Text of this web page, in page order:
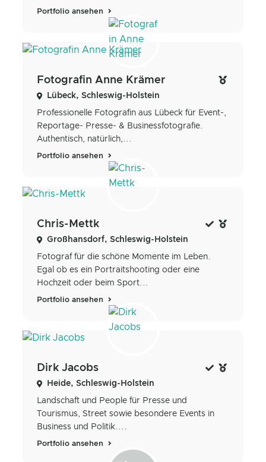
Portfolio ansehen
Fotografin Anne Krämer
Lübeck, Schleswig-Holstein
Professionelle Fotografin aus Lübeck für Event-,
Reportage- Presse- & Businessfotografie.
Authentisch, natürlich,...
Portfolio ansehen
Chris-Mettk
Großhansdorf, Schleswig-Holstein
Fotograf für die schöne Momente im Leben.
Egal ob es ein Portraitshooting oder eine
Hochzeit oder beim Sport...
Portfolio ansehen
Dirk Jacobs
Heide, Schleswig-Holstein
Landschaft und People für Presse und
Tourismus, Street sowie besondere Events in
Business und Politik....
Portfolio ansehen